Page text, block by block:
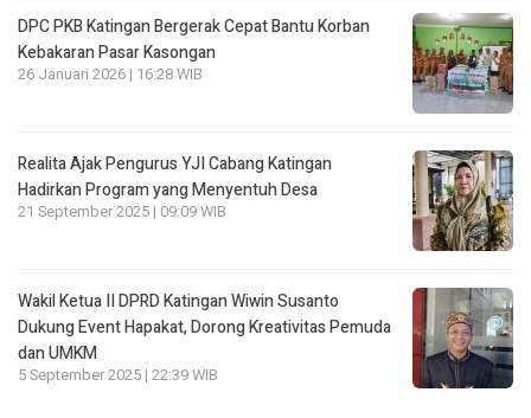
DPC PKB Katingan Bergerak Cepat Bantu Korban
Kebakaran Pasar Kasongan
26 Januari 2026 | 16:28 WIB
Realita Ajak Pengurus YJI Cabang Katingan
Hadirkan Program yang Menyentuh Desa
21 September 2025 | 09:09 WIB
Wakil Ketua II DPRD Katingan Wiwin Susanto
Dukung Event Hapakat, Dorong Kreativitas Pemuda
dan UMKM
5 September 2025 | 22:39 WIB